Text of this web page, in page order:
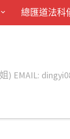
總匯道法科
EMAIL: